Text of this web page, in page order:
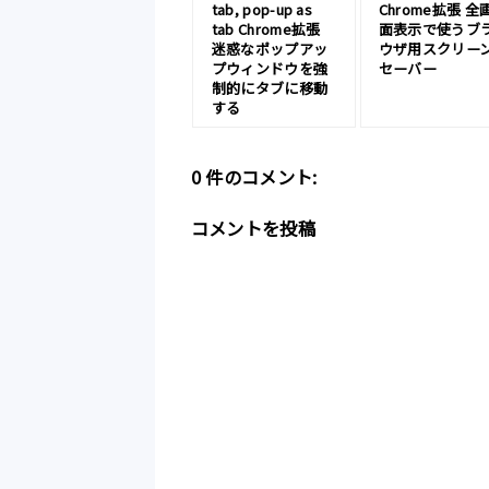
tab, pop-up as
tab Chrome拡張
迷惑なポップアッ
プウィンドウを強
制的にタブに移動
する
Chrome拡張 全
面表示で使うブ
ウザ用スクリー
セーバー
0 件のコメント:
コメントを投稿